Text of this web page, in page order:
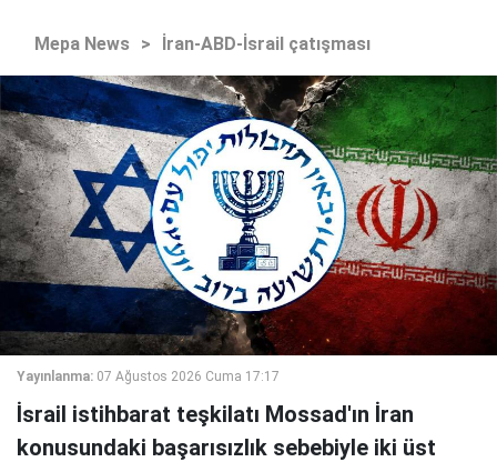
Mepa News > İran-ABD-İsrail çatışması
Yayınlanma: 07 Ağustos 2026 Cuma 17:17
İsrail istihbarat teşkilatı Mossad'ın İran
konusundaki başarısızlık sebebiyle iki üst